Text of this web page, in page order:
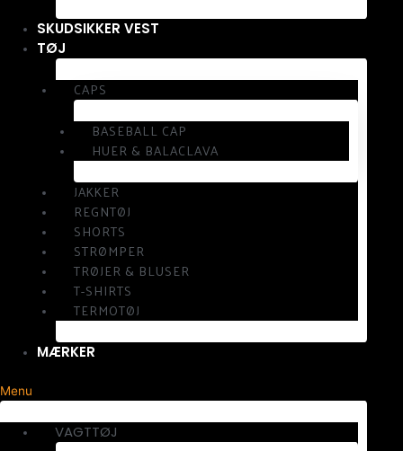
SKUDSIKKER VEST
TØJ
CAPS
BASEBALL CAP
HUER & BALACLAVA
JAKKER
REGNTØJ
SHORTS
STRØMPER
TRØJER & BLUSER
T-SHIRTS
TERMOTØJ
MÆRKER
Menu
VAGTTØJ